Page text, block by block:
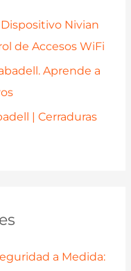
Nivian
de Accesos WiFi
Aprende a
| Cerraduras
a Medida: